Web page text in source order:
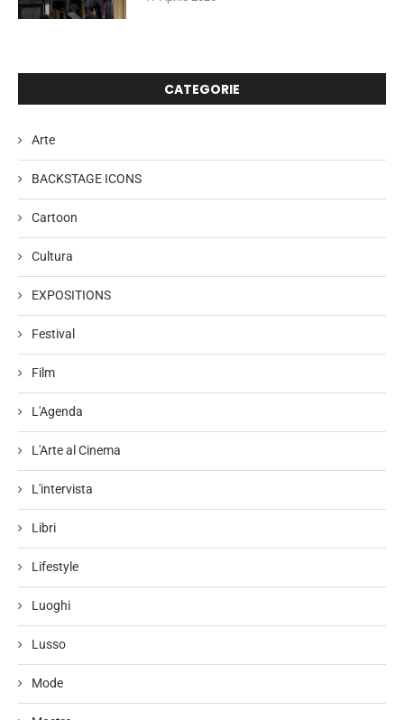
CATEGORIE
Arte
BACKSTAGE ICONS
Cartoon
Cultura
EXPOSITIONS
Festival
Film
L'Agenda
L'Arte al Cinema
L'intervista
Libri
Lifestyle
Luoghi
Lusso
Mode